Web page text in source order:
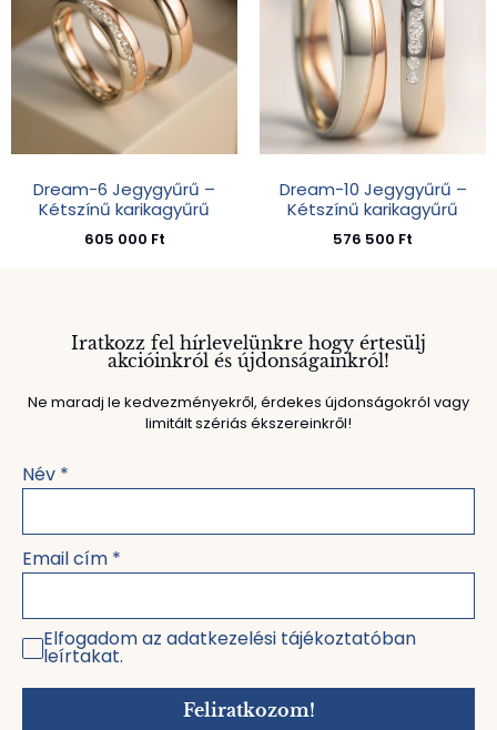
Dream-6 Jegygyűrű –
Kétszínű karikagyűrű
605 000 Ft
Dream-10 Jegygyűrű –
Kétszínű karikagyűrű
576 500 Ft
Iratkozz fel hírlevelünkre hogy értesülj
akcióinkról és újdonságainkról!
Ne maradj le kedvezményekről, érdekes újdonságokról vagy
limitált szériás ékszereinkről!
Név *
Email cím *
Elfogadom az adatkezelési tájékoztatóban
leírtakat.
Feliratkozom!